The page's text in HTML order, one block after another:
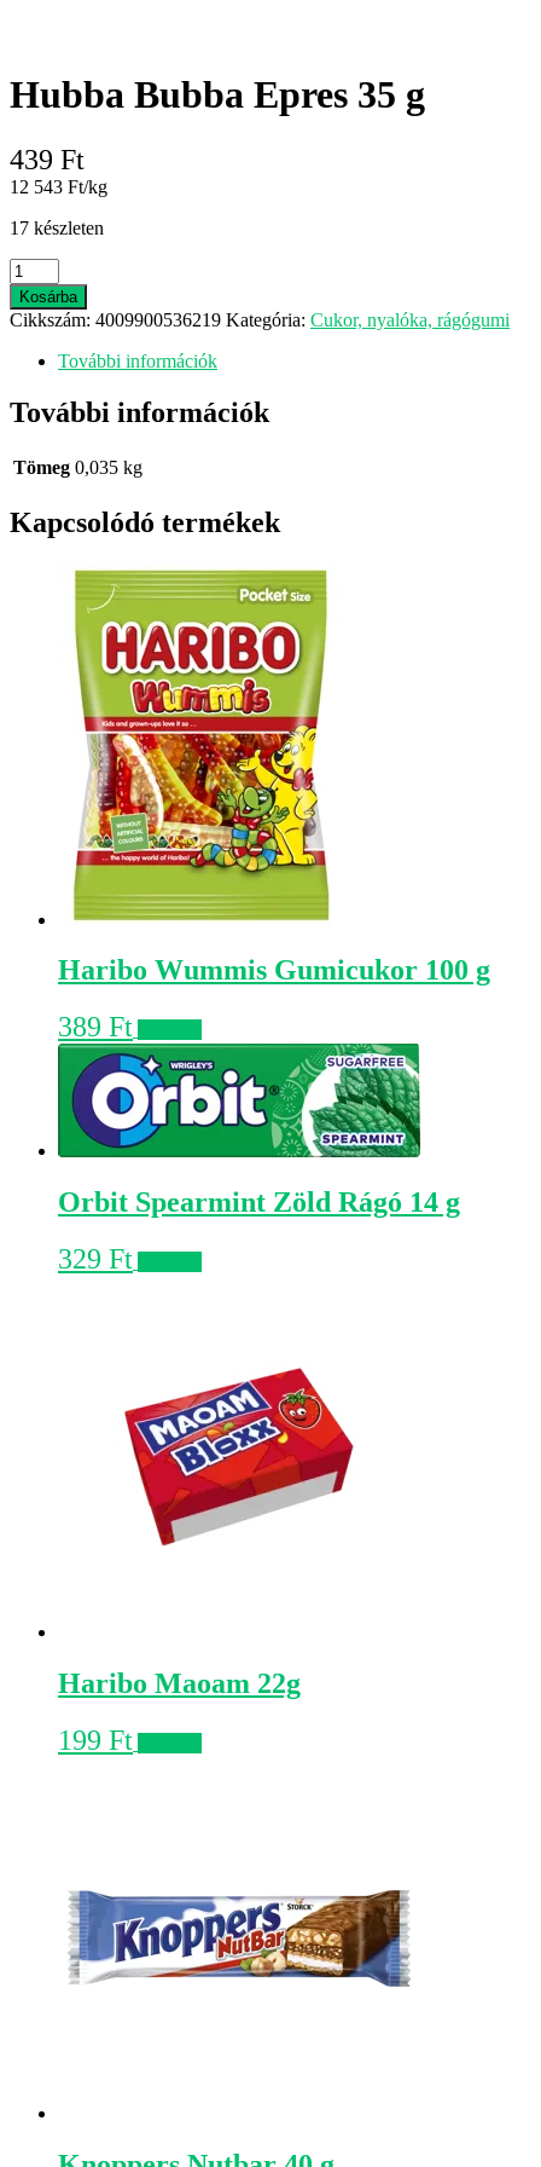
Hubba Bubba Epres 35 g
439 Ft
12 543 Ft/kg
17 készleten
Hubba
Bubba
Epres
35
mennyiség
Kosárba
Cikkszám: 4009900536219 Kategória: Cukor, nyalóka, rágógumi
További információk
További információk
Tömeg 0,035 kg
Kapcsolódó termékek
Haribo Wummis Gumicukor 100 g
389 Ft
Orbit Spearmint Zöld Rágó 14 g
329 Ft
Haribo Maoam 22g
199 Ft